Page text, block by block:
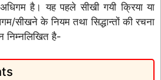
अधिगम है। यह पहले सीखी गयी क्रिया या
सीखने के नियम तथा सिद्धान्तों की रचना
निम्नलिखित है-